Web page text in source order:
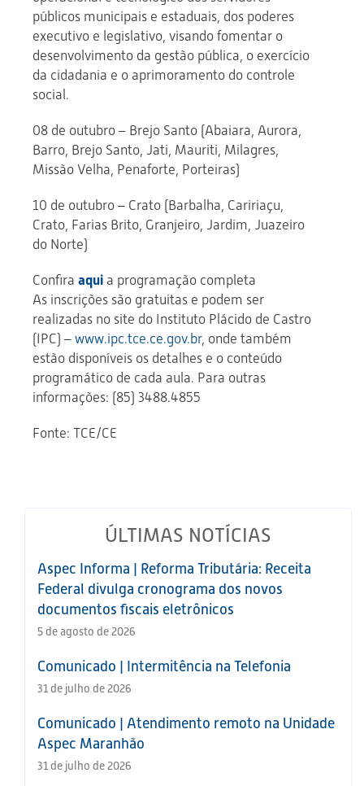
públicos municipais e estaduais, dos poderes
executivo e legislativo, visando fomentar o
desenvolvimento da gestão pública, o exercício
da cidadania e o aprimoramento do controle
social.
08 de outubro – Brejo Santo (Abaiara, Aurora,
Barro, Brejo Santo, Jati, Mauriti, Milagres,
Missão Velha, Penaforte, Porteiras)
10 de outubro – Crato (Barbalha, Caririaçu,
Crato, Farias Brito, Granjeiro, Jardim, Juazeiro
do Norte)
Confira aqui a programação completa
As inscrições são gratuitas e podem ser
realizadas no site do Instituto Plácido de Castro
(IPC) – www.ipc.tce.ce.gov.br, onde também
estão disponíveis os detalhes e o conteúdo
programático de cada aula. Para outras
informações: (85) 3488.4855
Fonte: TCE/CE
ÚLTIMAS NOTÍCIAS
Aspec Informa | Reforma Tributária: Receita
Federal divulga cronograma dos novos
documentos fiscais eletrônicos
5 de agosto de 2026
Comunicado | Intermitência na Telefonia
31 de julho de 2026
Comunicado | Atendimento remoto na Unidade
Aspec Maranhão
31 de julho de 2026